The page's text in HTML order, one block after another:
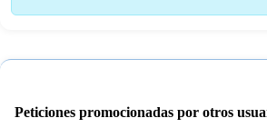
Peticiones promocionadas por otros